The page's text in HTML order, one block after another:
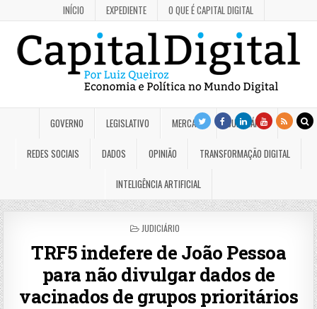
INÍCIO EXPEDIENTE O QUE É CAPITAL DIGITAL
GOVERNO LEGISLATIVO MERCADO JUDICIÁRIO
REDES SOCIAIS DADOS OPINIÃO TRANSFORMAÇÃO DIGITAL
INTELIGÊNCIA ARTIFICIAL
POSTED
JUDICIÁRIO
TRF5 indefere de João Pessoa
para não divulgar dados de
vacinados de grupos prioritários